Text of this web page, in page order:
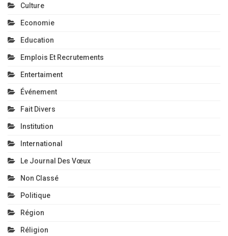
Culture
Economie
Education
Emplois Et Recrutements
Entertaiment
Événement
Fait Divers
Institution
International
Le Journal Des Vœux
Non Classé
Politique
Région
Réligion